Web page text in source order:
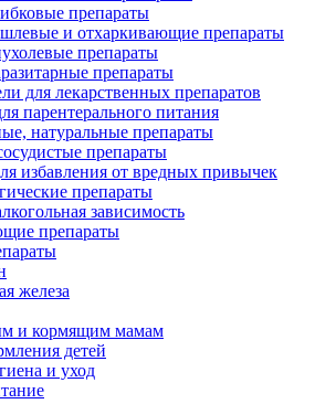
препараты
и отхаркивающие препараты
препараты
препараты
для лекарственных препаратов
парентерального питания
натуральные препараты
препараты
избавления от вредных привычек
препараты
зависимость
препараты
железа
и кормящим мамам
детей
и уход